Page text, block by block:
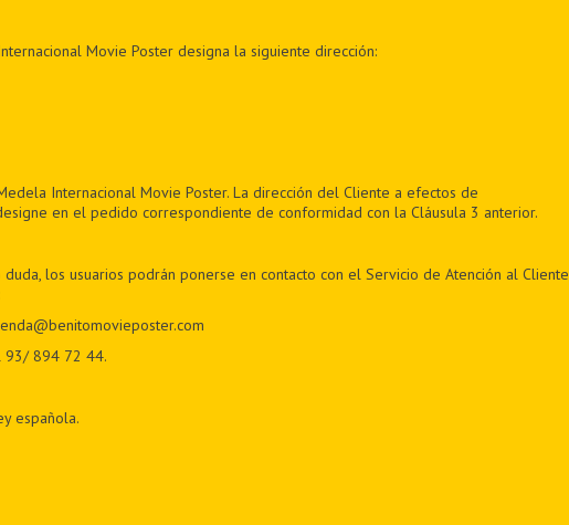
Movie Poster designa la siguiente dirección:
Internacional Movie Poster. La dirección del Cliente a efectos de
en el pedido correspondiente de conformidad con la Cláusula 3 anterior.
los usuarios podrán ponerse en contacto con el Servicio de Atención al Cliente
93/ 894 72 44.
española.